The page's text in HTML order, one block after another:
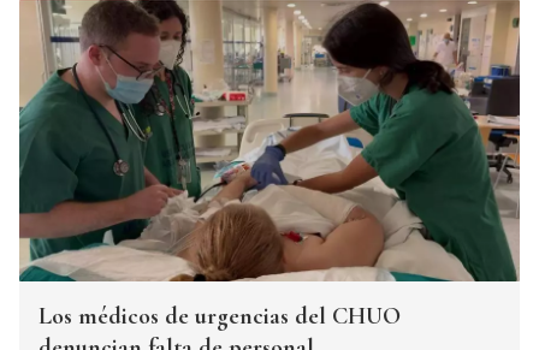
Los médicos de urgencias del CHUO